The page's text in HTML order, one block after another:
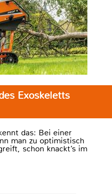
Exoskeletts
das: Bei einer
man zu optimistisch
schon knackt’s im